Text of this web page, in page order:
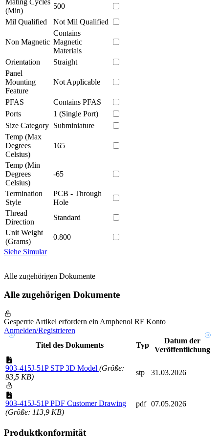
(Min)
500
Mil Qualified
Not Mil Qualified
Non Magnetic
Contains
Magnetic
Materials
Orientation
Straight
Panel
Mounting
Feature
Not Applicable
PFAS
Contains PFAS
Ports
1 (Single Port)
Size Category Subminiature
Temp (Max
Degrees
Celsius)
165
Temp (Min
Degrees
Celsius)
-65
Termination
Style
PCB - Through
Hole
Thread
Direction
Standard
Unit Weight
(Grams)
0.800
Siehe Simular
Alle zugehörigen Dokumente
Alle zugehörigen Dokumente
Gesperrte Artikel erfordern ein Amphenol RF Konto
Anmelden/Registrieren
Titel des Dokuments
Typ
Datum der
Veröffentlichung
903-415J-51P STP 3D Model (Größe:
93,5 KB)
stp 31.03.2026
903-415J-51P PDF Customer Drawing
(Größe: 113,9 KB)
pdf 07.05.2026
Produktkonformität